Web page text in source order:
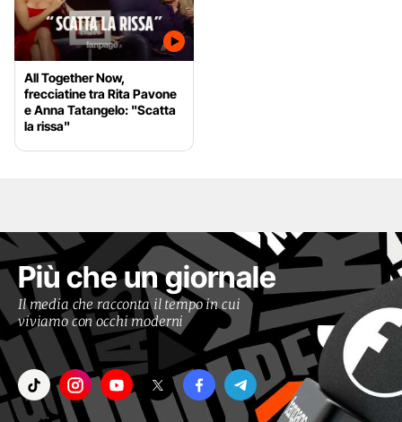
All Together Now,
frecciatine tra Rita Pavone
e Anna Tatangelo: "Scatta
la rissa"
Più che un giornale
Il media che racconta il tempo in cui
viviamo con occhi moderni